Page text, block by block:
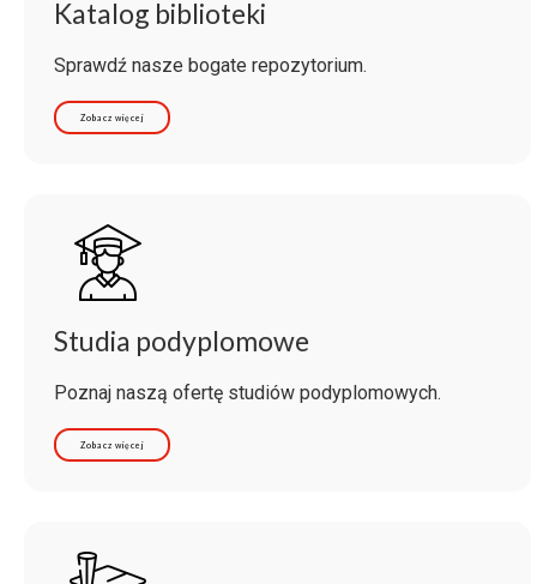
Katalog biblioteki
Sprawdź nasze bogate repozytorium.
Zobacz więcej
Studia podyplomowe
Poznaj naszą ofertę studiów podyplomowych.
Zobacz więcej